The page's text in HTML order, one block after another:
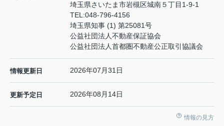
埼玉県さいたま市岩槻区城南５丁目1-9-1
TEL:048-796-4156
埼玉県知事 (1) 第25081号
公益社団法人不動産保証協会
公益社団法人首都圏不動産公正取引協議会
情報更新日 2026年07月31日
更新予定日 2026年08月14日
情報の見方